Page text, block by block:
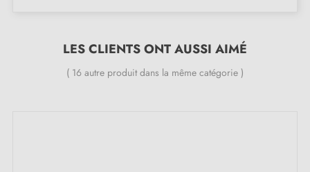
Toutes nos poignées design sont équipées de double
ressort métallique autolissant (assure unegrande
LES CLIENTS ONT AUSSI AIMÉ
( 16 autre produit dans la même catégorie )